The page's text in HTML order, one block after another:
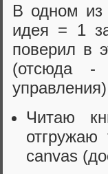
В одном из
идея = 1
поверил в
(отсюда -
Читаю
canvas